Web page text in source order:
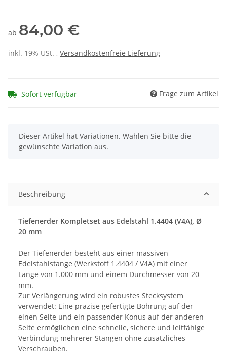
ab 84,00 €
inkl. 19% USt. , Versandkostenfreie Lieferung
Sofort verfügbar Frage zum Artikel
x
Dieser Artikel hat Variationen. Wählen Sie bitte die
gewünschte Variation aus.
Beschreibung
Tiefenerder Kompletset aus Edelstahl 1.4404 (V4A), Ø
20 mm
Der Tiefenerder besteht aus einer massiven
Edelstahlstange (Werkstoff 1.4404 / V4A) mit einer
Länge von 1.000 mm und einem Durchmesser von 20
mm.
Zur Verlängerung wird ein robustes Stecksystem
verwendet: Eine präzise gefertigte Bohrung auf der
einen Seite und ein passender Konus auf der anderen
Seite ermöglichen eine schnelle, sichere und leitfähige
Verbindung mehrerer Stangen ohne zusätzliches
Verschrauben.